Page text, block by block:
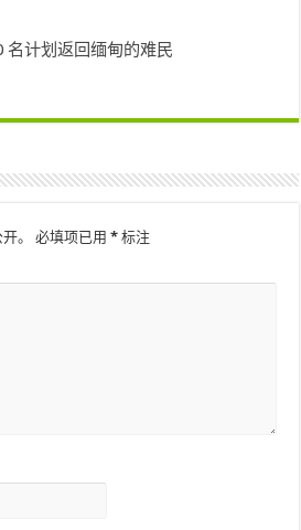
名计划返回缅甸的难民
。 必填项已用* 标注